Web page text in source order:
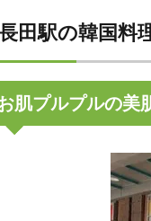
田駅の韓国料
肌プルプルの美